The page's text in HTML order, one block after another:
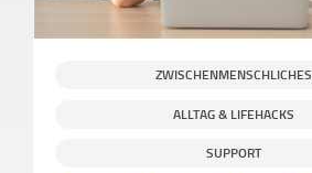
ZWISCHENMENSCHLICHES
ALLTAG & LIFEHACKS
SUPPORT